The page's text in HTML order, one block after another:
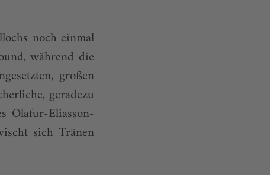
noch einmal
während die
großen
geradezu
Olafur-Eliasson-
sich Tränen